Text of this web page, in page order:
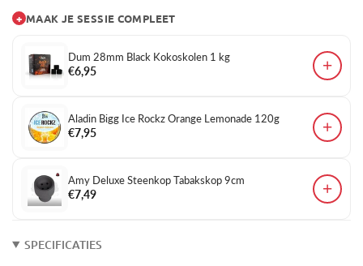
+ MAAK JE SESSIE COMPLEET
Dum 28mm Black Kokoskolen 1 kg
€6,95
+
Aladin Bigg Ice Rockz Orange Lemonade 120g
€7,95
+
Amy Deluxe Steenkop Tabakskop 9cm
€7,49
+
SPECIFICATIES